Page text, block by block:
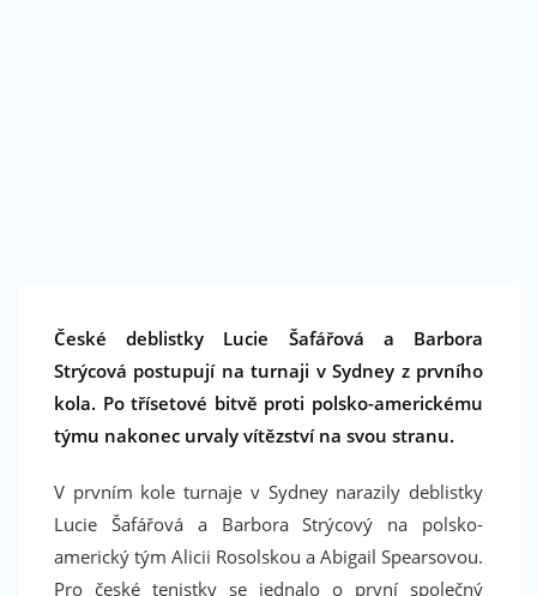
České deblistky Lucie Šafářová a Barbora
Strýcová postupují na turnaji v Sydney z prvního
kola. Po třísetové bitvě proti polsko-americkému
týmu nakonec urvaly vítězství na svou stranu.
V prvním kole turnaje v Sydney narazily deblistky
Lucie Šafářová a Barbora Strýcový na polsko-
americký tým Alicii Rosolskou a Abigail Spearsovou.
Pro české tenistky se jednalo o první společný